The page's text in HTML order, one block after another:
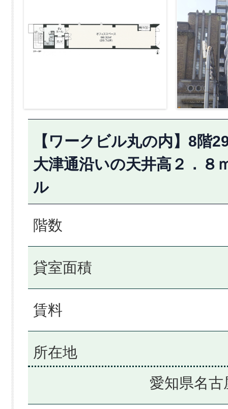
【ワークビル丸の内】8
大津通沿いの天井高２．８
ル
階数
貸室面積
賃料
所在地
愛知県名